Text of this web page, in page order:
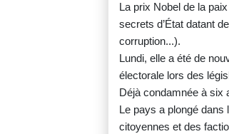
La prix Nobel de la
secrets d’État datant
corruption...).
Lundi, elle a été de
électorale lors des
Déjà condamnée à six
Le pays a plongé
citoyennes et des